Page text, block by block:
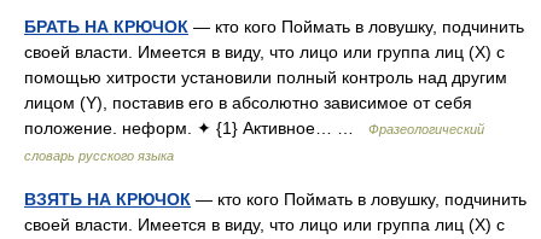
БРАТЬ НА КРЮЧОК — кто кого Поймать в ловушку, подчинить
своей власти. Имеется в виду, что лицо или группа лиц (X) с
помощью хитрости установили полный контроль над другим
лицом (Y), поставив его в абсолютно зависимое от себя
положение. неформ. ✦ {1} Активное… …
Фразеологический
словарь русского языка
ВЗЯТЬ НА КРЮЧОК — кто кого Поймать в ловушку, подчинить
своей власти. Имеется в виду, что лицо или группа лиц (X) с